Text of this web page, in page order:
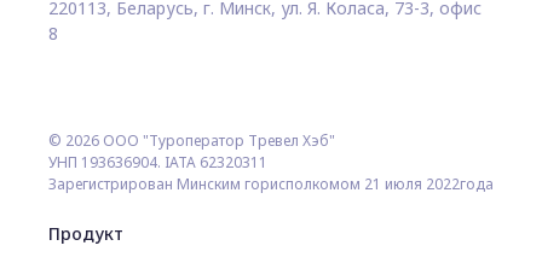
220113, Беларусь, г. Минск, ул. Я. Коласа, 73-3, офис
8
© 2026 ООО "Туроператор Тревел Хэб"
УНП 193636904. IATA 62320311
Зарегистрирован Минским горисполкомом 21 июля 2022года
Продукт